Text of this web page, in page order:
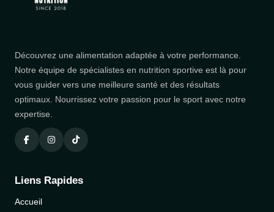
Découvrez une alimentation adaptée à votre performance.
Notre équipe de spécialistes en nutrition sportive est là pour
vous guider vers une meilleure santé et des résultats
optimaux. Nourrissez votre passion pour le sport avec notre
expertise.
Liens Rapides
Accueil